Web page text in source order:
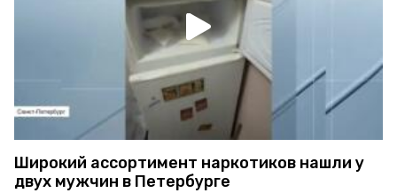
Широкий ассортимент наркотиков нашли у
двух мужчин в Петербурге